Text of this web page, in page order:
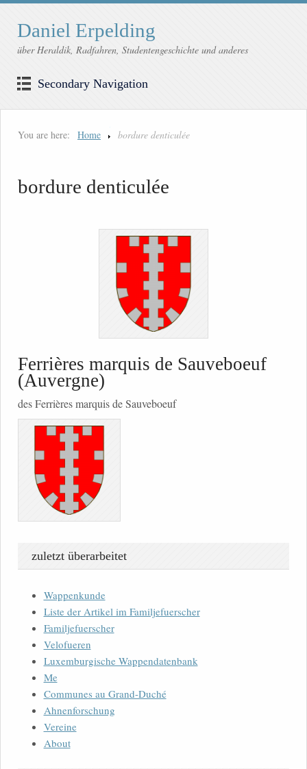
Daniel Erpelding
über Heraldik, Radfahren, Studentengeschichte und anderes
Secondary Navigation
You are here: Home bordure denticulée
bordure denticulée
Ferrières marquis de Sauveboeuf
(Auvergne)
des Ferrières marquis de Sauveboeuf
zuletzt überarbeitet
Wappenkunde
Liste der Artikel im Familjefuerscher
Familjefuerscher
Velofueren
Luxemburgische Wappendatenbank
Me
Communes au Grand-Duché
Ahnenforschung
Vereine
About